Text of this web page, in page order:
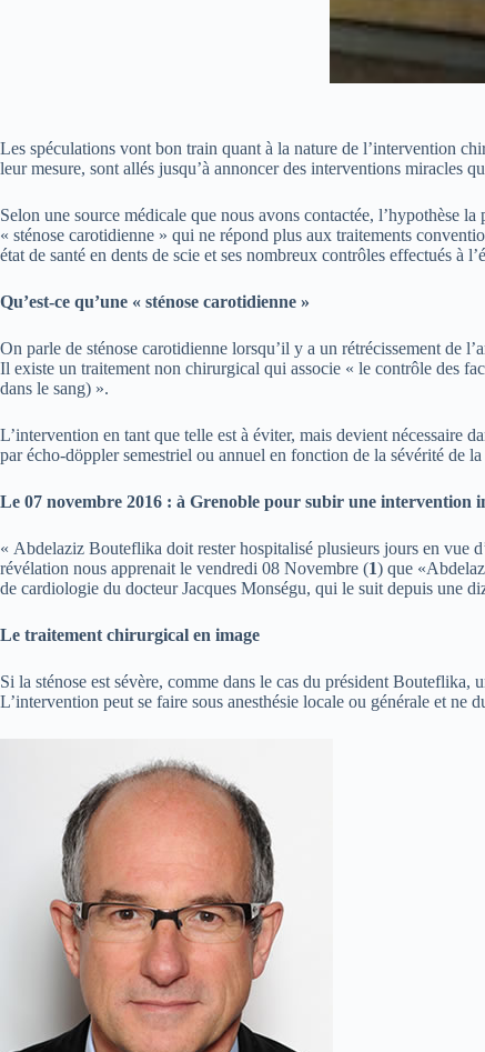
Les spéculations vont bon train quant à la nature de l’intervention
leur mesure, sont allés jusqu’à annoncer des interventions miracles
Selon une source médicale que nous avons contactée, l’hypothèse
« sténose carotidienne » qui ne répond plus aux traitements
état de santé en dents de scie et ses nombreux contrôles effectués à
Qu’est-ce qu’une « sténose carotidienne »
On parle de sténose carotidienne lorsqu’il y a un rétrécissement de
Il existe un traitement non chirurgical qui associe « le contrôle des
dans le sang) ».
L’intervention en tant que telle est à éviter, mais devient nécessaire
par écho-döppler semestriel ou annuel en fonction de la sévérité de
Le 07 novembre 2016 : à Grenoble pour subir une intervention
« Abdelaziz Bouteflika doit rester hospitalisé plusieurs jours en vue
révélation nous apprenait le vendredi 08 Novembre (1) que
de cardiologie du docteur Jacques Monségu, qui le suit depuis une
Le traitement chirurgical en image
Si la sténose est sévère, comme dans le cas du président
L’intervention peut se faire sous anesthésie locale ou générale et ne